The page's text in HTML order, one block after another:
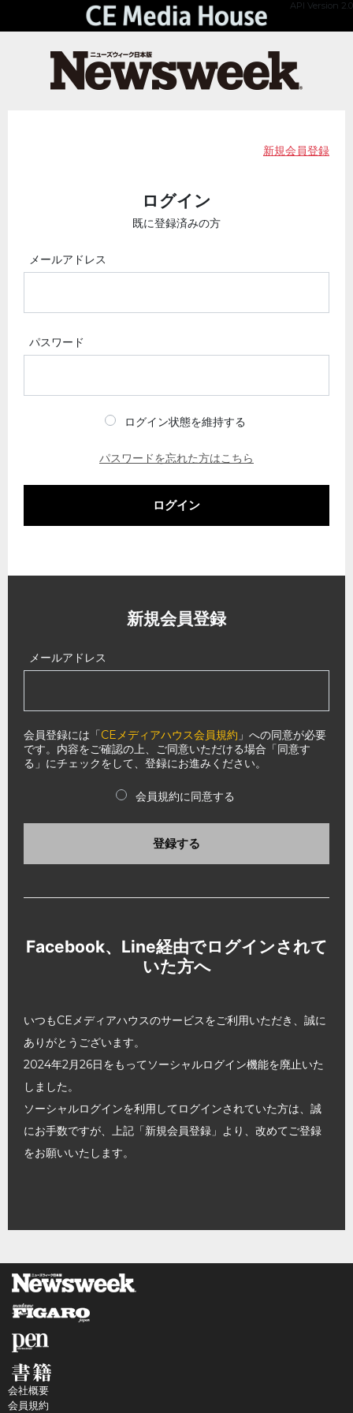
API Version 2.0
新規会員登録
ログイン
既に登録済みの方
メールアドレス
パスワード
ログイン状態を維持する
パスワードを忘れた方はこちら
ログイン
新規会員登録
メールアドレス
会員登録には「CEメディアハウス会員規約 」への同意が必要
です。内容をご確認の上、ご同意いただける場合「同意す
る」にチェックをして、登録にお進みください。
会員規約に同意する
登録する
Facebook、Line経由でログインされて
いた方へ
いつもCEメディアハウスのサービスをご利用いただき、誠に
ありがとうございます。
2024年2月26日をもってソーシャルログイン機能を廃止いた
しました。
ソーシャルログインを利用してログインされていた方は、誠
にお手数ですが、上記「新規会員登録」より、改めてご登録
をお願いいたします。
会社概要
会員規約